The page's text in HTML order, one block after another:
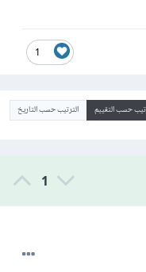
1
حسب التقييم الترتيب حسب التاريخ
1